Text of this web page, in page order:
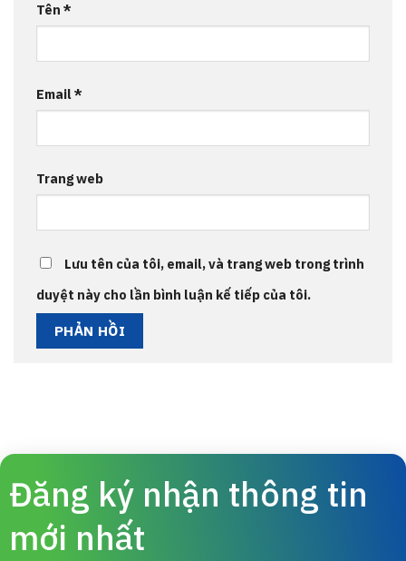
Tên *
Email*
Trang web
Lưu tên của tôi, email, và trang web trong trình
duyệt này cho lần bình luận kế tiếp của tôi.
Đăng ký nhận thông tin
mới nhất